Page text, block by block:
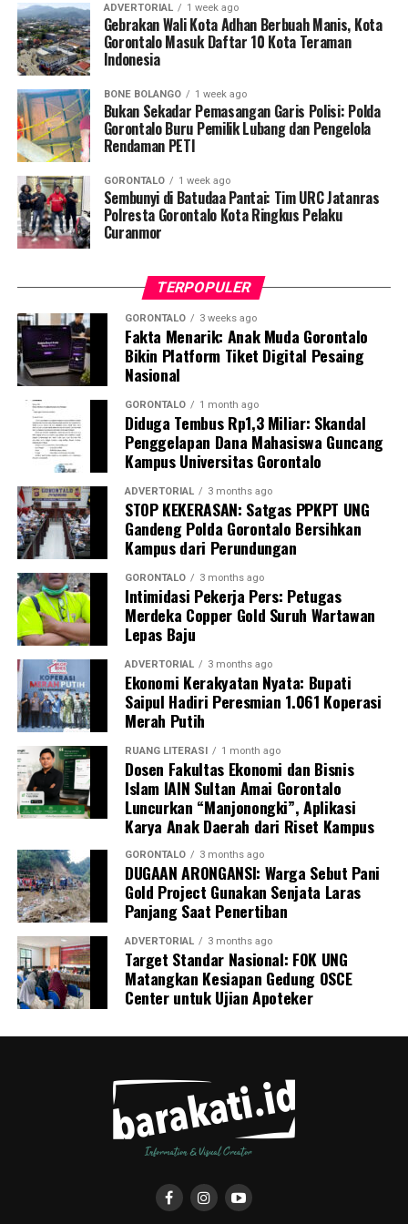
Penyuluhan difokuskan pada pemahaman mekanisme
penularan, pengenalan gejala awal, pentingnya
hingga tuntas, serta pengikisan stigma negatif terhadap
penyintas TBC di lingkungan warga.
“Literasi kesehatan warga adalah fondasi utama dalam
memutus rantai penularan TBC. Kami berupaya
menyampaikan edukasi yang persuasif dan mudah
dipahami agar warga tidak ragu melakukan pemeriksaan
apabila mengalami gejala batuk berkepanjangan,”
Selain skrining TBC, mahasiswa turut mendampingi
nakes Puskesmas Talaga Jaya dalam memberikan
pelayanan Cek Kesehatan Gratis (CKG), meliputi
pengukuran tekanan darah, cek kadar gula darah, dan
penapisan faktor risiko penyakit tidak menular (PTM)
sebagai upaya promotif-preventif.
Perwakilan DPL KKN-PK, Dr. dr. Vivien Novarina A.
Kasim, M.Kes., menegaskan bahwa keterlibatan
mahasiswa merupakan bentuk perwujudan Tri Dharma
Perguruan Tinggi dalam mengawal transformasi
layanan kesehatan primer.
“Kehadiran mahasiswa mempercepat jangkauan skema
active case findingTBC yang dicanangkan pemerintah.
Sinergi multisektor antara perguruan tinggi, dinas
kesehatan, puskesmas, dan pemerintah desa seperti
inilah yang menjadi kunci sukses pembentukan
masyarakat sadar sehat,” jelas Dr. Vivien.
Masyarakat Desa Luwoo menyambut antusias agenda
terpadu ini. Ratusan warga memanfaatkan layanan
pemeriksaan kesehatan gratis sekaligus berkonsultasi
mengenai pola hidup bersih dan sehat (PHBS)
pencegahan tuberkulosis.
ADVERTORIAL 1 week ago
Gebrakan Wali Kota Adhan Berbuah Manis, Kota
Gorontalo Masuk Daftar 10 Kota Teraman
Indonesia
BONE BOLANGO 1 week ago
Bukan Sekadar Pemasangan Garis Polisi: Polda
Gorontalo Buru Pemilik Lubang dan Pengelola
Rendaman PETI
GORONTALO 1 week ago
Sembunyi di Batudaa Pantai: Tim URC Jatanras
Polresta Gorontalo Kota Ringkus Pelaku
Curanmor
TERPOPULER
GORONTALO 3 weeks ago
Fakta Menarik: Anak Muda Gorontalo
Bikin Platform Tiket Digital Pesaing
Nasional
GORONTALO 1 month ago
Diduga Tembus Rp1,3 Miliar: Skandal
Penggelapan Dana Mahasiswa Guncang
Kampus Universitas Gorontalo
ADVERTORIAL 3 months ago
STOP KEKERASAN: Satgas PPKPT UNG
Gandeng Polda Gorontalo Bersihkan
Kampus dari Perundungan
GORONTALO 3 months ago
Intimidasi Pekerja Pers: Petugas
Merdeka Copper Gold Suruh Wartawan
Lepas Baju
ADVERTORIAL 3 months ago
Ekonomi Kerakyatan Nyata: Bupati
Saipul Hadiri Peresmian 1.061 Koperasi
Merah Putih
RUANG LITERASI 1 month ago
Dosen Fakultas Ekonomi dan Bisnis
Islam IAIN Sultan Amai Gorontalo
Luncurkan “Manjonongki”, Aplikasi
Karya Anak Daerah dari Riset Kampus
GORONTALO 3 months ago
DUGAAN ARONGANSI: Warga Sebut Pani
Gold Project Gunakan Senjata Laras
Panjang Saat Penertiban
ADVERTORIAL 3 months ago
Target Standar Nasional: FOK UNG
Matangkan Kesiapan Gedung OSCE
Center untuk Ujian Apoteker